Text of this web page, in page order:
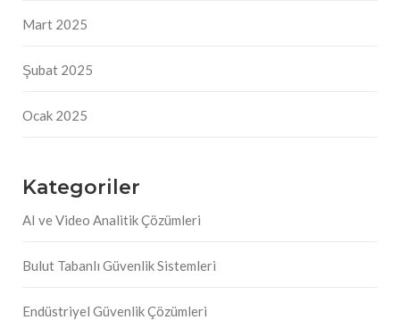
Mart 2025
Şubat 2025
Ocak 2025
Kategoriler
AI ve Video Analitik Çözümleri
Bulut Tabanlı Güvenlik Sistemleri
Endüstriyel Güvenlik Çözümleri